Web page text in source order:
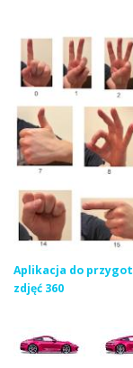
Aplikacja do
zdjęć 360